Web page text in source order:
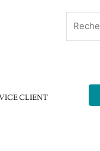
pour :
CLIENT